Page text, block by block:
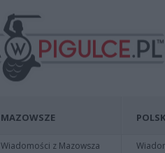
MAZOWSZE
Wiadomości z Mazowsza